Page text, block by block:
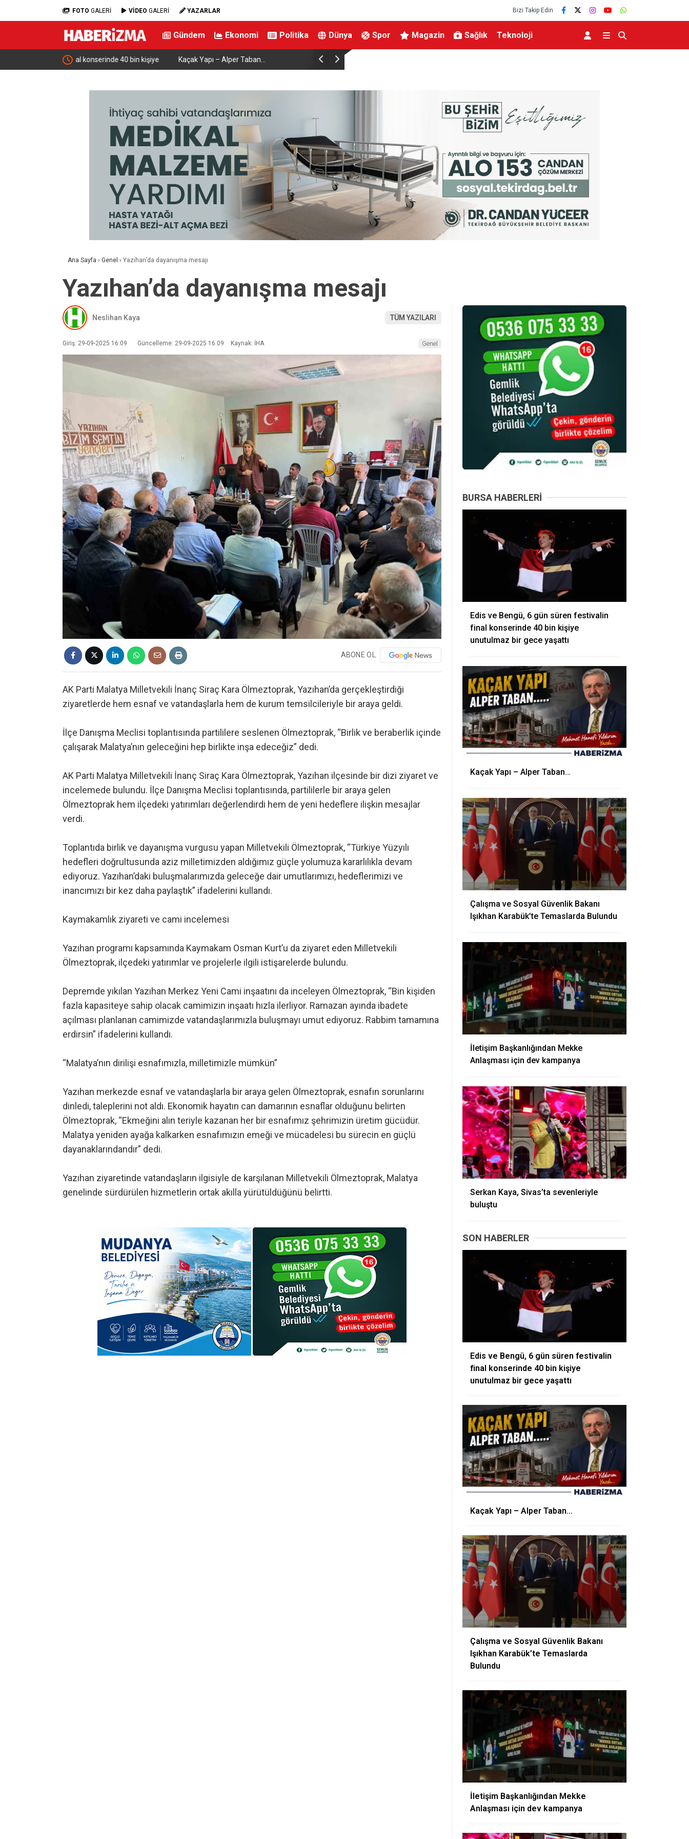
FOTO GALERİ VİDEO GALERİ YAZARLAR Bizi Takip Edin
Gündem Ekonomi Politika Dünya Spor Magazin Sağlık Teknoloji
Kaçak Yapı – Alper Taban… Çalışma ve Sosyal Güvenlik Bakanı Işıkhan Karabük’te Temaslarda
Ana Sayfa › Genel › Yazıhan’da dayanışma mesajı
Yazıhan’da dayanışma mesajı
Neslihan Kaya TÜM YAZILARI
Giriş: 29-09-2025 16:09 Güncelleme: 29-09-2025 16:09 Kaynak: İHA Genel
ABONE OL
AK Parti Malatya Milletvekili İnanç Siraç Kara Ölmeztoprak, Yazıhan’da gerçekleştirdiği
ziyaretlerde hem esnaf ve vatandaşlarla hem de kurum temsilcileriyle bir araya geldi.
İlçe Danışma Meclisi toplantısında partililere seslenen Ölmeztoprak, “Birlik ve beraberlik içinde
çalışarak Malatya’nın geleceğini hep birlikte inşa edeceğiz” dedi.
AK Parti Malatya Milletvekili İnanç Siraç Kara Ölmeztoprak, Yazıhan ilçesinde bir dizi ziyaret ve
incelemede bulundu. İlçe Danışma Meclisi toplantısında, partililerle bir araya gelen
Ölmeztoprak hem ilçedeki yatırımları değerlendirdi hem de yeni hedeflere ilişkin mesajlar
verdi.
Toplantıda birlik ve dayanışma vurgusu yapan Milletvekili Ölmeztoprak, “Türkiye Yüzyılı
hedefleri doğrultusunda aziz milletimizden aldığımız güçle yolumuza kararlılıkla devam
ediyoruz. Yazıhan’daki buluşmalarımızda geleceğe dair umutlarımızı, hedeflerimizi ve
inancımızı bir kez daha paylaştık” ifadelerini kullandı.
Kaymakamlık ziyareti ve cami incelemesi
Yazıhan programı kapsamında Kaymakam Osman Kurt’u da ziyaret eden Milletvekili
Ölmeztoprak, ilçedeki yatırımlar ve projelerle ilgili istişarelerde bulundu.
Depremde yıkılan Yazıhan Merkez Yeni Cami inşaatını da inceleyen Ölmeztoprak, “Bin kişiden
fazla kapasiteye sahip olacak camimizin inşaatı hızla ilerliyor. Ramazan ayında ibadete
açılması planlanan camimizde vatandaşlarımızla buluşmayı umut ediyoruz. Rabbim tamamına
erdirsin” ifadelerini kullandı.
“Malatya’nın dirilişi esnafımızla, milletimizle mümkün”
Yazıhan merkezde esnaf ve vatandaşlarla bir araya gelen Ölmeztoprak, esnafın sorunlarını
dinledi, taleplerini not aldı. Ekonomik hayatın can damarının esnaflar olduğunu belirten
Ölmeztoprak, “Ekmeğini alın teriyle kazanan her bir esnafımız şehrimizin üretim gücüdür.
Malatya yeniden ayağa kalkarken esnafımızın emeği ve mücadelesi bu sürecin en güçlü
dayanaklarındandır” dedi.
Yazıhan ziyaretinde vatandaşların ilgisiyle de karşılanan Milletvekili Ölmeztoprak, Malatya
genelinde sürdürülen hizmetlerin ortak akılla yürütüldüğünü belirtti.
BURSA HABERLERI
Edis ve Bengü, 6 gün süren festivalin
final konserinde 40 bin kişiye
unutulmaz bir gece yaşattı
Kaçak Yapı – Alper Taban…
Çalışma ve Sosyal Güvenlik Bakanı
Işıkhan Karabük’te Temaslarda Bulundu
İletişim Başkanlığından Mekke
Anlaşması için dev kampanya
Serkan Kaya, Sivas’ta sevenleriyle
buluştu
SON HABERLER
Edis ve Bengü, 6 gün süren festivalin
final konserinde 40 bin kişiye
unutulmaz bir gece yaşattı
Kaçak Yapı – Alper Taban…
Çalışma ve Sosyal Güvenlik Bakanı
Işıkhan Karabük’te Temaslarda
Bulundu
İletişim Başkanlığından Mekke
Anlaşması için dev kampanya